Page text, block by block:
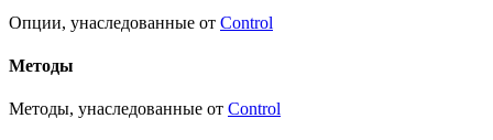
Опции, унаследованные от Control
Методы
Методы, унаследованные от Control